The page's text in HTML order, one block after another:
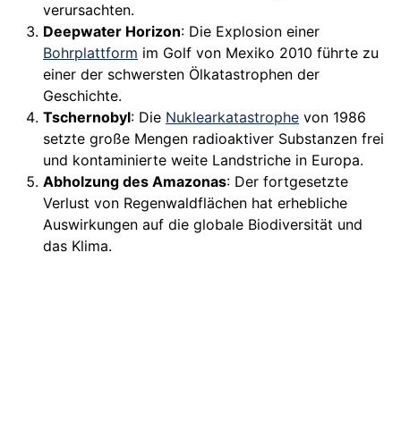
verursachten.
Deepwater Horizon: Die Explosion einer
Bohrplattform im Golf von Mexiko 2010 führte zu
einer der schwersten Ölkatastrophen der
Geschichte.
Tschernobyl: Die Nuklearkatastrophe von 1986
setzte große Mengen radioaktiver Substanzen frei
und kontaminierte weite Landstriche in Europa.
Abholzung des Amazonas: Der fortgesetzte
Verlust von Regenwaldflächen hat erhebliche
Auswirkungen auf die globale Biodiversität und
das Klima.